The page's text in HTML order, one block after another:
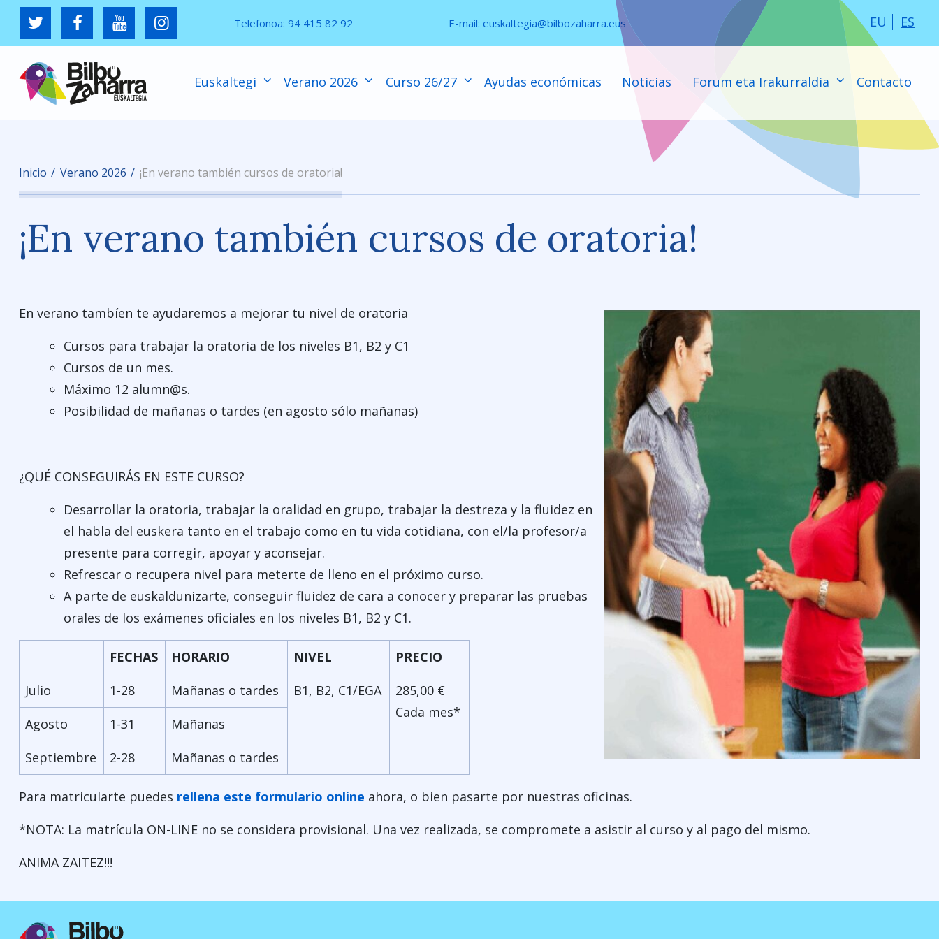
Telefonoa: 94 415 82 92 E-mail: euskaltegia@bilbozaharra.eus EU ES
Euskaltegi Verano 2026 Curso 26/27 Ayudas económicas Noticias Forum eta Irakurraldia Contacto
Inicio Verano 2026 ¡En verano también cursos de oratoria!
¡En verano también cursos de oratoria!
En verano tambíen te ayudaremos a mejorar tu nivel de oratoria
Cursos para trabajar la oratoria de los niveles B1, B2 y C1
Cursos de un mes.
Máximo 12 alumn@s.
Posibilidad de mañanas o tardes (en agosto sólo mañanas)
¿QUÉ CONSEGUIRÁS EN ESTE CURSO?
Desarrollar la oratoria, trabajar la oralidad en grupo, trabajar la destreza y la fluidez en
el habla del euskera tanto en el trabajo como en tu vida cotidiana, con el/la profesor/a
presente para corregir, apoyar y aconsejar.
Refrescar o recupera nivel para meterte de lleno en el próximo curso.
A parte de euskaldunizarte, conseguir fluidez de cara a conocer y preparar las pruebas
orales de los exámenes oficiales en los niveles B1, B2 y C1.
FECHAS HORARIO NIVEL
PRECIO
Julio
1-28 Mañanas o tardes B1, B2, C1/EGA
285,00 €
Cada mes*
Agosto 1-31
Mañanas
Septiembre
2-28 Mañanas o tardes
Para matricularte puedes rellena este formulario online ahora, o bien pasarte por nuestras oficinas.
*NOTA: La matrícula ON-LINE no se considera provisional. Una vez realizada, se compromete a asistir al curso y al pago del mismo.
ANIMA ZAITEZ!!!